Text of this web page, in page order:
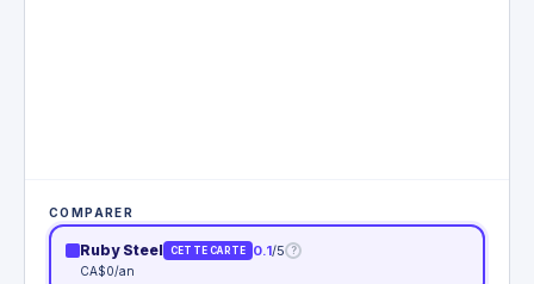
COMPARER
Ruby Steel CETTE CARTE 0.1/5 ?
CA$0/an